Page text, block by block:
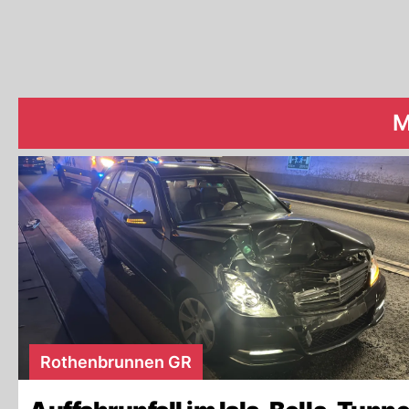
Rothenbrunnen GR